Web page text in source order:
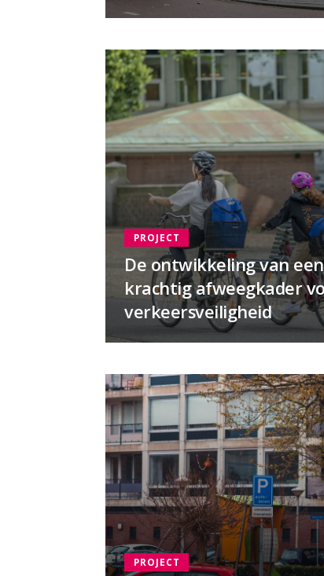
De ontwikkeling van een
krachtig afweegkader
verkeersveiligheid
PROJECT
PROJECT